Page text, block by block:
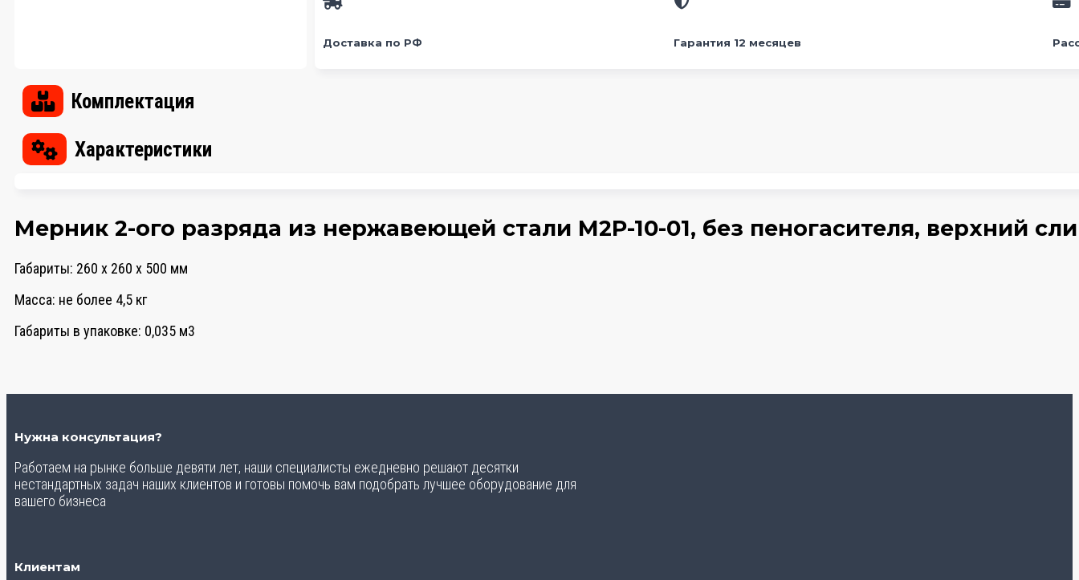
Доставка по РФ Гарантия 12 месяцев
Комплектация
Характеристики
Мерник 2-ого разряда из нержавеющей стали М2Р-10-01, без пеногасителя, верхний
Габариты: 260 х 260 х 500 мм
Масса: не более 4,5 кг
Габариты в упаковке: 0,035 м3
Нужна консультация?
Работаем на рынке больше девяти лет, наши специалисты ежедневно решают десятки
нестандартных задач наших клиентов и готовы помочь вам подобрать лучшее оборудование для
вашего бизнеса
Клиентам